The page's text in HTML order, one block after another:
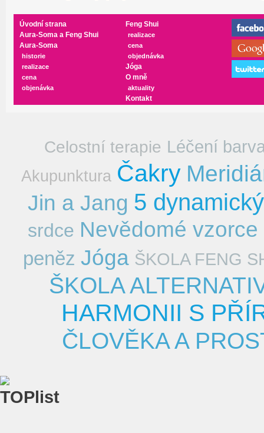
Úvodní strana
Aura-Soma a Feng Shui
Aura-Soma
historie
realizace
cena
objenávka
Feng Shui
realizace
cena
objednávka
Jóga
O mně
aktuality
Kontakt
Celostní terapie Léčení
Akupunktura Čakry
Jin a Jang 5
srdce Nevědomé vzorce
peněz Jóga ŠKOLA FENG
ŠKOLA
HARMONII S
ČLOVĚKA A